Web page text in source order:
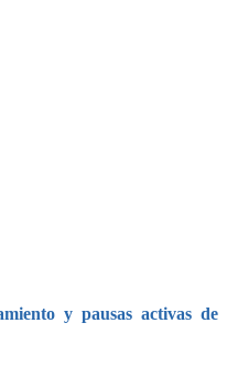
y pausas activas de